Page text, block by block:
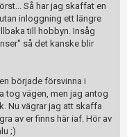
Så har jag skaffat en
inloggning ett längre
till hobbyn. Insåg
så det kanske blir
började försvinna i
tog vägen, men jag antog
Nu vägrar jag att skaffa
av er finns här iaf. Hör av
;)